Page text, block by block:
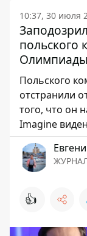
10:37, 30 июля
польского
Польского
отстранили
того, что он
Imagine
👍